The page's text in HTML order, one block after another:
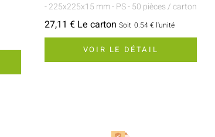
- 225x225x15 mm- PS- 50 pièces / carton
27,11 € Le carton Soit 0.54 € l'unité
VOIR LE DÉTAIL